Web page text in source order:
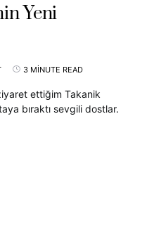
Yeni
3 MINUTE READ
ettiğim Takanik
bıraktı sevgili dostlar.